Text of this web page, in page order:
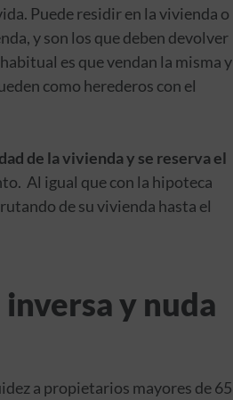
Puede residir en la vivienda o
y son los que deben devolver
es que vendan la misma y
como herederos con el
de la vivienda y se reserva el
Al igual que con la hipoteca
de su vivienda hasta el
y nuda
a propietarios mayores de 65